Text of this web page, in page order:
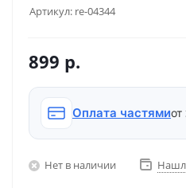
Артикул: re-04344
899 р.
Оплата частямиот
Нет в наличии